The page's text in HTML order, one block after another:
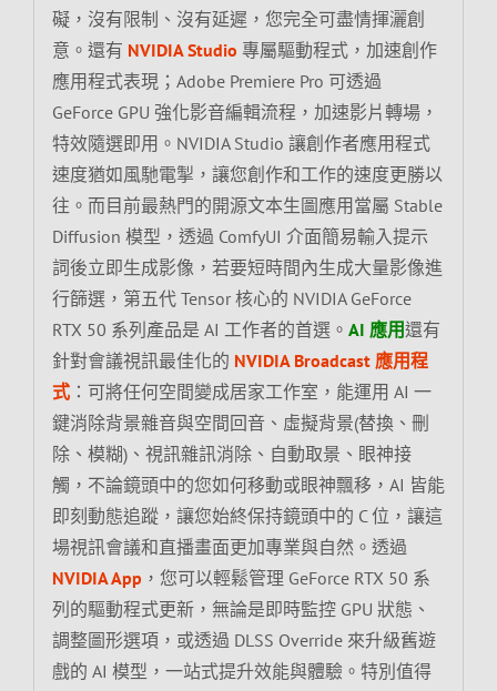
礙，沒有限制、沒有延遲，您完全可盡情揮灑創
意。還有 NVIDIA Studio 專屬驅動程式，加速創作
應用程式表現；Adobe Premiere Pro 可透過
GeForce GPU 強化影音編輯流程，加速影片轉場，
特效隨選即用。NVIDIA Studio 讓創作者應用程式
速度猶如風馳電掣，讓您創作和工作的速度更勝以
往。而目前最熱門的開源文本生圖應用當屬 Stable
Diffusion 模型，透過 ComfyUI 介面簡易輸入提示
詞後立即生成影像，若要短時間內生成大量影像進
行篩選，第五代 Tensor 核心的 NVIDIA GeForce
RTX 50 系列產品是 AI 工作者的首選。 AI 應用還有
針對會議視訊最佳化的 NVIDIA Broadcast 應用程
式：可將任何空間變成居家工作室，能運用 AI 一
鍵消除背景雜音與空間回音、虛擬背景(替換、刪
除、模糊)、視訊雜訊消除、自動取景、眼神接
觸，不論鏡頭中的您如何移動或眼神飄移，AI 皆能
即刻動態追蹤，讓您始終保持鏡頭中的 C 位，讓這
場視訊會議和直播畫面更加專業與自然。透過
NVIDIA App ，您可以輕鬆管理 GeForce RTX 50 系
列的驅動程式更新，無論是即時監控 GPU 狀態、
調整圖形選項，或透過 DLSS Override 來升級舊遊
戲的 AI 模型，一站式提升效能與體驗。特別值得